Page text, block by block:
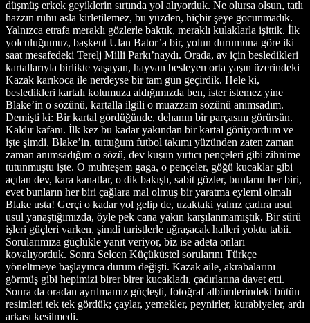
düşmüş erkek geyiklerin sırtında yol alıyorduk. Ne olursa olsun, tatlı
hazzın ruhu asla kirletilemez, bu yüzden, hiçbir şeye gocunmadık.
Yalnızca etrafa meraklı gözlerle baktık, meraklı kulaklarla işittik. İlk
yolculuğumuz, başkent Ulan Bator’a bir, yolun durumuna göre iki
saat mesafedeki Terelj Milli Parkı’naydı. Orada, av için besledikleri
kartallarıyla birlikte yaşayan, hayvan besleyen orta yaşın üzerindeki
Kazak karıkoca ile nerdeyse bir tam gün geçirdik. Hele ki,
besledikleri kartalı kolumuza aldığımızda ben, ister istemez yine
Blake’in o sözünü, kartalla ilgili o muazzam sözünü anımsadım.
Demişti ki: Bir kartal gördüğünde, dehanın bir parçasını görürsün.
Kaldır kafanı. İlk kez bu kadar yakından bir kartal görüyordum ve
işte şimdi, Blake’in, tuttuğum futbol takımı yüzünden zaten zaman
zaman anımsadığım o sözü, dev kuşun yırtıcı pençeleri gibi zihnime
tutunmuştu işte. O muhteşem gaga, o pençeler, göğü kucaklar gibi
açılan dev, kara kanatlar, o dik bakışlı, sabit gözler, bunların her biri,
evet bunların her biri çağlara mal olmuş bir yaratma eylemi olmalı
Blake usta! Gerçi o kadar yol gelip de, uzaktaki yalnız çadıra usul
usul yanaştığımızda, öyle pek cana yakın karşılanmamıştık. Bir sürü
işleri güçleri varken, şimdi turistlerle uğraşacak halleri yoktu tabii.
Sorularımıza güçlükle yanıt veriyor, biz ise adeta onları
kovalıyorduk. Sonra Selcen Küçüküstel sorularını Türkçe
yöneltmeye başlayınca durum değişti. Kazak aile, akrabalarını
görmüş gibi hepimizi birer birer kucakladı, çadırlarına davet etti.
Sonra da oradan ayrılmamız güçleşti, fotoğraf albümlerindeki bütün
resimleri tek tek gördük; çaylar, yemekler, peynirler, kurabiyeler, ardı
arkası kesilmedi.